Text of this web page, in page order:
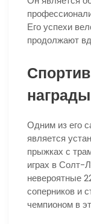
Его успехи
продолжают
награды
Одним из его
является
прыжках с
играх в Солт-
невероятные
соперников и
чемпионом в